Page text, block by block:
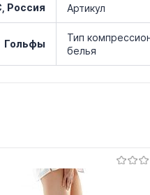
Россия Артикул
Гольфы
Тип
белья